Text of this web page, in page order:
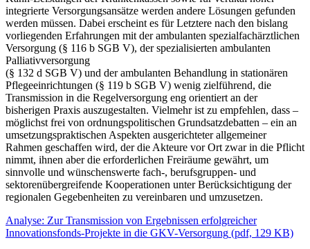
integrierte Versorgungsansätze werden andere Lösungen gefunden
werden müssen. Dabei erscheint es für Letztere nach den bislang
vorliegenden Erfahrungen mit der ambulanten spezialfachärztlichen
Versorgung (§ 116 b SGB V), der spezialisierten ambulanten
Palliativversorgung
(§ 132 d SGB V) und der ambulanten Behandlung in stationären
Pflegeeinrichtungen (§ 119 b SGB V) wenig zielführend, die
Transmission in die Regelversorgung eng orientiert an der
bisherigen Praxis auszugestalten. Vielmehr ist zu empfehlen, dass –
möglichst frei von ordnungspolitischen Grundsatzdebatten – ein an
umsetzungspraktischen Aspekten ausgerichteter allgemeiner
Rahmen geschaffen wird, der die Akteure vor Ort zwar in die Pflicht
nimmt, ihnen aber die erforderlichen Freiräume gewährt, um
sinnvolle und wünschenswerte fach-, berufsgruppen- und
sektorenübergreifende Kooperationen unter Berücksichtigung der
regionalen Gegebenheiten zu vereinbaren und umzusetzen.
Analyse: Zur Transmission von Ergebnissen erfolgreicher
Innovationsfonds-Projekte in die GKV-Versorgung (pdf, 129 KB)